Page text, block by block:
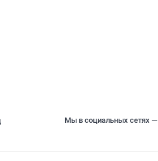
Мы в социальных сетях —